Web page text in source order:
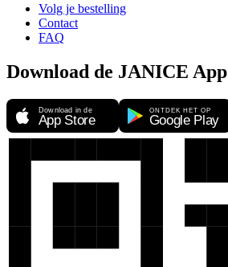
Volg je bestelling
Contact
FAQ
Download de JANICE App